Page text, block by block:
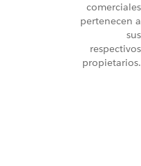
comerciales
pertenecen a
sus
respectivos
propietarios.